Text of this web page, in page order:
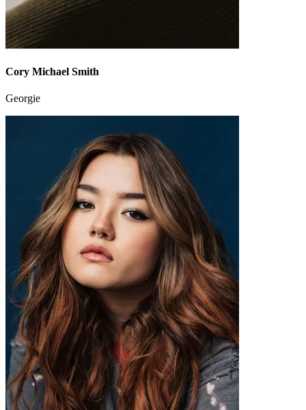
Cory Michael Smith
Georgie